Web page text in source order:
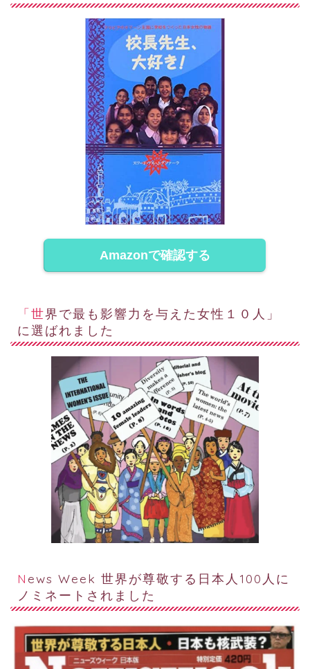
Amazonで確認する
「世界で最も影響力を与えた女性１０人」
に選ばれました
News Week 世界が尊敬する日本人100人に
ノミネートされました